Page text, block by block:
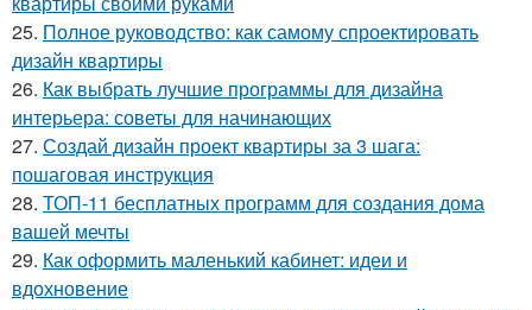
25. Полное руководство: как самому спроектировать
дизайн квартиры
26. Как выбрать лучшие программы для дизайна
интерьера: советы для начинающих
27. Создай дизайн проект квартиры за 3 шага:
пошаговая инструкция
28. ТОП-11 бесплатных программ для создания дома
вашей мечты
29. Как оформить маленький кабинет: идеи и
вдохновение